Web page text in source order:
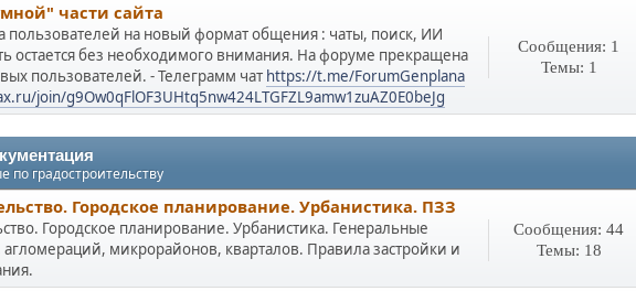
части сайта
пользователей на новый формат общения : чаты, поиск, ИИ
остается без необходимого внимания. На форуме прекращена
пользователей. - Телеграмм чат https://t.me/ForumGenplana
join/g9Ow0qFlOF3UHtq5nw424LTGFZL9amw1zuAZ0E0beJg
Сообщения: 1
Темы: 1
градостроительству
Городское планирование. Урбанистика. ПЗЗ
Городское планирование. Урбанистика. Генеральные
микрорайонов, кварталов. Правила застройки и
Сообщения: 44
Темы: 18